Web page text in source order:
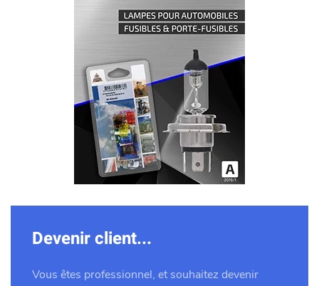
Télécharger
Devenir client...
Vous êtes professionnel, et souhaitez devenir